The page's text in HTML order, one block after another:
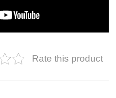
Rate this product